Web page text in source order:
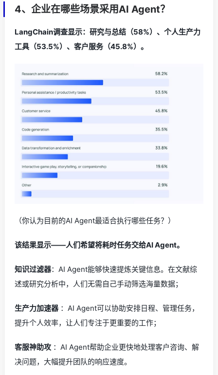
4、企业在哪些场景采用AI Agent？
LangChain调查显示：研究与总结（58%）、个人生产力
工具（53.5%）、客户服务（45.8%）。
（你认为目前的AI Agent最适合执行哪些任务？）
该结果显示——人们希望将耗时任务交给AI Agent。
知识过滤器：AI Agent能够快速提炼关键信息。在文献综
述或研究分析中，人们无需自己手动筛选海量数据；
生产力加速器：AI Agent可以协助安排日程、管理任务，
提升个人效率，让人们专注于更重要的工作；
客服神助攻 ：AI Agent帮助企业更快地处理客户咨询、解
决问题，大幅提升团队的响应速度。